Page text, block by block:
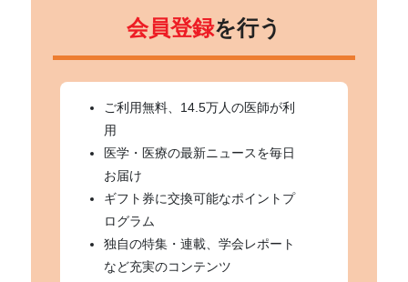
会員登録を行う
ご利用無料、14.5万人の医師が利
用
医学・医療の最新ニュースを毎日
お届け
ギフト券に交換可能なポイントプ
ログラム
独自の特集・連載、学会レポート
など充実のコンテンツ